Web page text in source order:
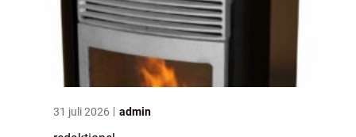
31 juli 2026 admin